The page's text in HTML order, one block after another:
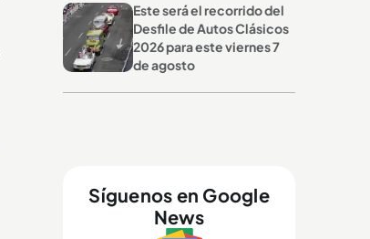
Este será el recorrido del
Desfile de Autos Clásicos
2026 para este viernes 7
de agosto
Síguenos en Google
News